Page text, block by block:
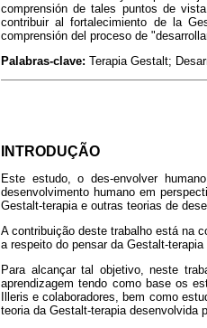
comprensión de tales puntos de
contribuir al fortalecimiento de la
comprensión del proceso de
Palabras-clave: Terapia Gestalt;
INTRODUÇÃO
Este estudo, o des-envolver
desenvolvimento humano em
Gestalt-terapia e outras teorias de
A contribuição deste trabalho está na
a respeito do pensar da Gestalt-
Para alcançar tal objetivo, neste
aprendizagem tendo como base os
Illeris e colaboradores, bem como
teoria da Gestalt-terapia desenvolvida